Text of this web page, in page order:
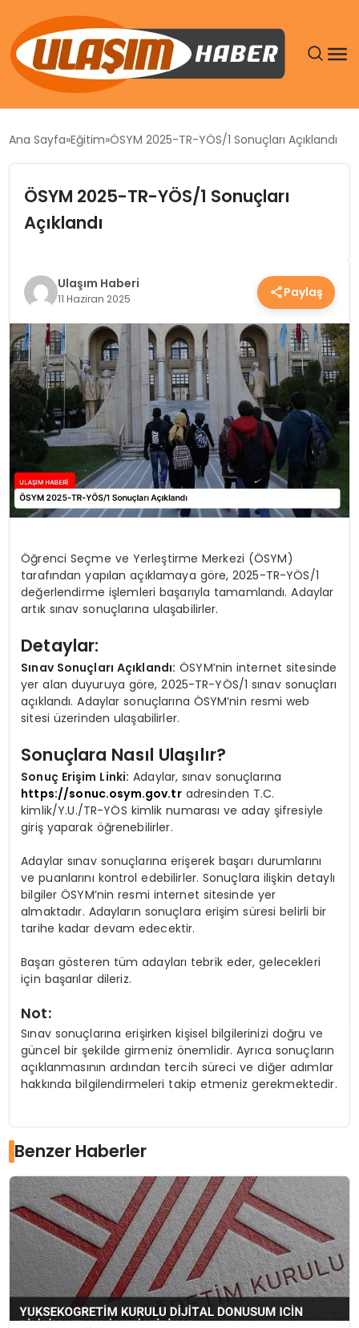
DÜNYA
SPOR
TEKNOLOJI
SAĞLIK
YAŞAM
Ana Sayfa Eğitim ÖSYM 2025-TR-YÖS/1 Sonuçları Açıklandı
ÖSYM 2025-TR-YÖS/1 Sonuçları
Açıklandı
Ulaşım Haberi
11 Haziran 2025 Paylaş
Öğrenci Seçme ve Yerleştirme Merkezi (ÖSYM)
tarafından yapılan açıklamaya göre, 2025-TR-YÖS/1
değerlendirme işlemleri başarıyla tamamlandı. Adaylar
artık sınav sonuçlarına ulaşabilirler.
Detaylar:
Sınav Sonuçları Açıklandı: ÖSYM’nin internet sitesinde
yer alan duyuruya göre, 2025-TR-YÖS/1 sınav sonuçları
açıklandı. Adaylar sonuçlarına ÖSYM’nin resmi web
sitesi üzerinden ulaşabilirler.
Sonuçlara Nasıl Ulaşılır?
Sonuç Erişim Linki: Adaylar, sınav sonuçlarına
https://sonuc.osym.gov.tradresinden T.C.
kimlik/Y.U./TR-YÖS kimlik numarası ve aday şifresiyle
giriş yaparak öğrenebilirler.
Adaylar sınav sonuçlarına erişerek başarı durumlarını
ve puanlarını kontrol edebilirler. Sonuçlara ilişkin detaylı
bilgiler ÖSYM’nin resmi internet sitesinde yer
almaktadır. Adayların sonuçlara erişim süresi belirli bir
tarihe kadar devam edecektir.
Başarı gösteren tüm adayları tebrik eder, gelecekleri
için başarılar dileriz.
Not:
Sınav sonuçlarına erişirken kişisel bilgilerinizi doğru ve
güncel bir şekilde girmeniz önemlidir. Ayrıca sonuçların
açıklanmasının ardından tercih süreci ve diğer adımlar
hakkında bilgilendirmeleri takip etmeniz gerekmektedir.
Benzer Haberler